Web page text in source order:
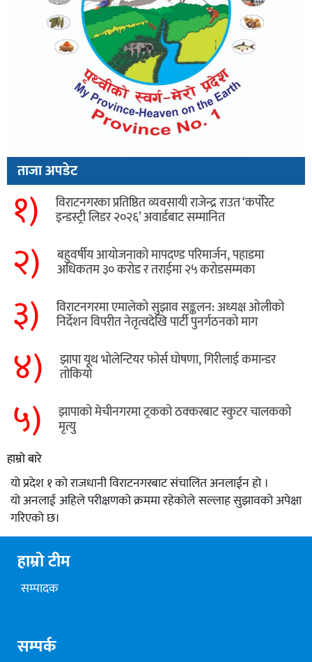
ताजा अपडेट
१) विराटनगरका प्रतिष्ठित व्यवसायी राजेन्द्र राउत ‘कर्पोरेट
इन्डस्ट्री लिडर २०२६’ अवार्डबाट सम्मानित
२) बहुवर्षीय आयोजनाको मापदण्ड परिमार्जन, पहाडमा
अधिकतम ३० करोड र तराईमा २५ करोडसम्मका
३) विराटनगरमा एमालेको सुझाव सङ्कलन: अध्यक्ष ओलीको
निर्देशन विपरीत नेतृत्वदेखि पार्टी पुनर्गठनको माग
४) झापा यूथ भोलेन्टियर फोर्स घोषणा, गिरीलाई कमान्डर
तोकियो
५) ​झापाको मेचीनगरमा ट्रकको ठक्करबाट स्कुटर चालकको
मृत्यु
हाम्रो बारे
यो प्रदेश १ को राजधानी विराटनगरबाट संचालित अनलाईन हो ।
यो अनलाई अहिले परीक्षणको क्रममा रहेकोले सल्लाह सुझावको अपेक्षा
गरिएको छ।
हाम्रो टीम
सम्पादक
सम्पर्क